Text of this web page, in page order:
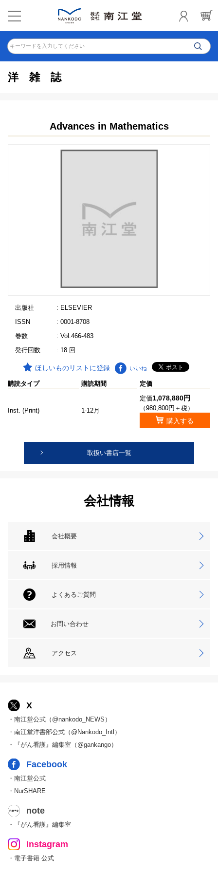
キーワードを入力してください
洋雑誌
Advances in Mathematics
出版社
: ELSEVIER
ISSN
: 0001-8708
巻数
: Vol.466-483
発行回数
: 18 回
ほしいものリストに登録 いいね
購読タイプ 購読期間 定価
Inst. (Print) 1-12月
定価1,078,880円
（980,800円＋税）
購入する
取扱い書店一覧
会社情報
会社概要
採用情報
よくあるご質問
お問い合わせ
アクセス
X
・南江堂公式（@nankodo_NEWS）
・南江堂洋書部公式（@Nankodo_Intl）
・『がん看護』編集室（@gankango）
Facebook
・南江堂公式
・NurSHARE
note
・『がん看護』編集室
Instagram
・電子書籍 公式